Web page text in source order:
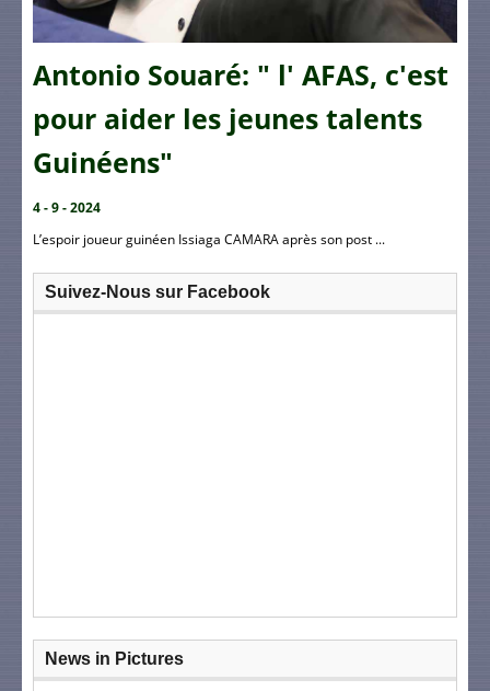
Antonio Souaré: " l' AFAS, c'est
pour aider les jeunes talents
Guinéens"
4 - 9 - 2024
L’espoir joueur guinéen Issiaga CAMARA après son post ...
Suivez-Nous sur Facebook
News in Pictures